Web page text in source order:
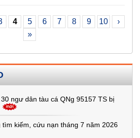
ngư dân tàu cá QNg 95157 TS bị
tìm kiếm, cứu nạn tháng 7 năm 2026
4 5 6 7 8 9 10
›
»